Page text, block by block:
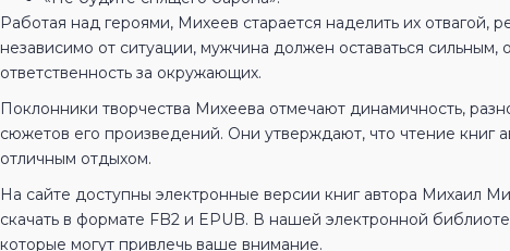
Работая над героями, Михеев старается наделить их отвагой,
независимо от ситуации, мужчина должен оставаться
ответственность за окружающих.
Поклонники творчества Михеева отмечают динамичность,
сюжетов его произведений. Они утверждают, что чтение книг
отличным отдыхом.
На сайте доступны электронные версии книг автора Михаил
скачать в формате FB2 и EPUB. В нашей электронной
которые могут привлечь ваше внимание.